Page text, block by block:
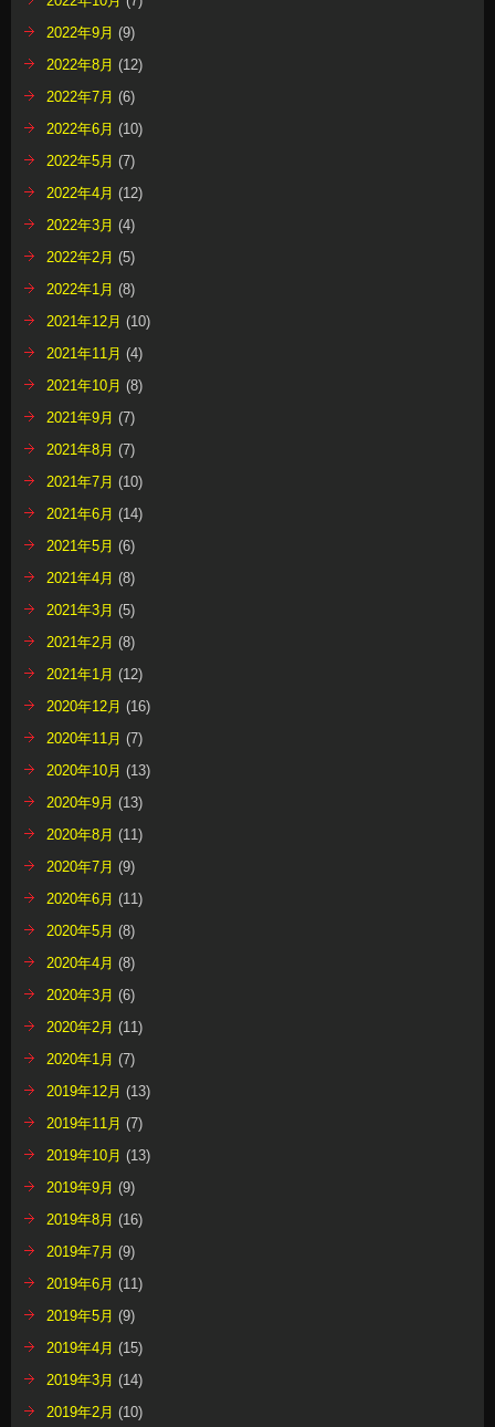
2022年9月 (9)
2022年8月 (12)
2022年7月 (6)
2022年6月 (10)
2022年5月 (7)
2022年4月 (12)
2022年3月 (4)
2022年2月 (5)
2022年1月 (8)
2021年12月 (10)
2021年11月 (4)
2021年10月 (8)
2021年9月 (7)
2021年8月 (7)
2021年7月 (10)
2021年6月 (14)
2021年5月 (6)
2021年4月 (8)
2021年3月 (5)
2021年2月 (8)
2021年1月 (12)
2020年12月 (16)
2020年11月 (7)
2020年10月 (13)
2020年9月 (13)
2020年8月 (11)
2020年7月 (9)
2020年6月 (11)
2020年5月 (8)
2020年4月 (8)
2020年3月 (6)
2020年2月 (11)
2020年1月 (7)
2019年12月 (13)
2019年11月 (7)
2019年10月 (13)
2019年9月 (9)
2019年8月 (16)
2019年7月 (9)
2019年6月 (11)
2019年5月 (9)
2019年4月 (15)
2019年3月 (14)
2019年2月 (10)